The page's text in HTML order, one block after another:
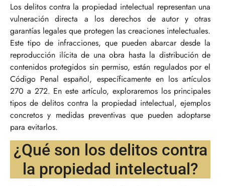
Los delitos contra la propiedad intelectual representan una
vulneración directa a los derechos de autor y otras
garantías legales que protegen las creaciones intelectuales.
Este tipo de infracciones, que pueden abarcar desde la
reproducción ilícita de una obra hasta la distribución de
contenidos protegidos sin permiso, están regulados por el
Código Penal español, específicamente en los artículos
270 a 272. En este artículo, exploraremos los principales
tipos de delitos contra la propiedad intelectual, ejemplos
concretos y medidas preventivas que pueden adoptarse
para evitarlos.
¿Qué son los delitos contra
la propiedad intelectual?